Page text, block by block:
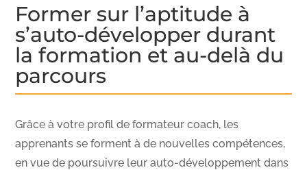
Former sur l’aptitude à
s’auto-développer durant
la formation et au-delà du
parcours
Grâce à votre profil de formateur coach, les
apprenants se forment à de nouvelles compétences,
en vue de poursuivre leur auto-développement dans